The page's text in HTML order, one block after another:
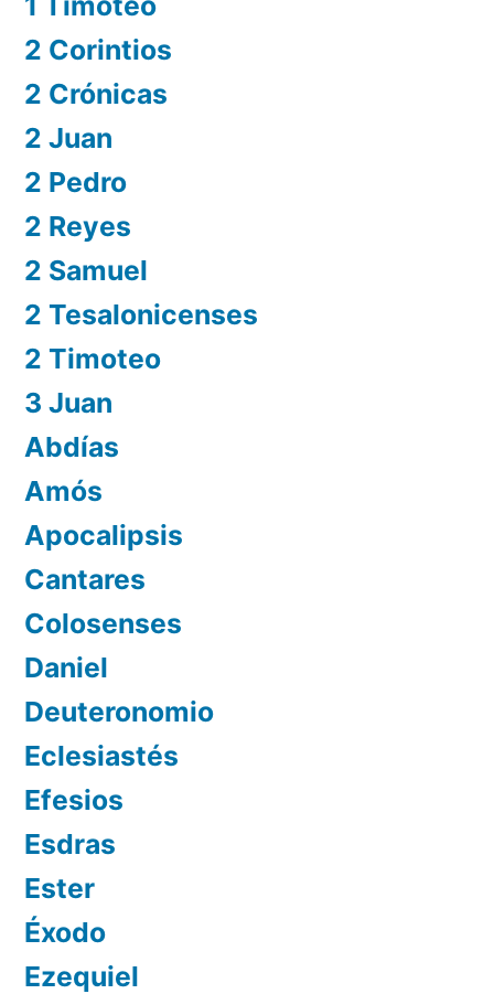
2 Corintios
2 Crónicas
2 Juan
2 Pedro
2 Reyes
2 Samuel
2 Tesalonicenses
2 Timoteo
3 Juan
Abdías
Amós
Apocalipsis
Cantares
Colosenses
Daniel
Deuteronomio
Eclesiastés
Efesios
Esdras
Ester
Éxodo
Ezequiel